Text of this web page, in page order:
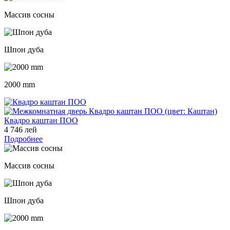
Массив сосны
Шпон дуба
2000 mm
Квадро каштан ПОО
4 746 лей
Подробнее
Массив сосны
Шпон дуба